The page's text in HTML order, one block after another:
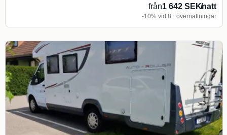
från1 642 SEK/natt
-10% vid 8+ övernattningar